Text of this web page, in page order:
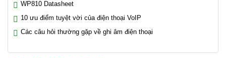
WP810 Datasheet
10 ưu điểm tuyệt vời của điện thoại VoIP
Các câu hỏi thường gặp về ghi âm điện thoại